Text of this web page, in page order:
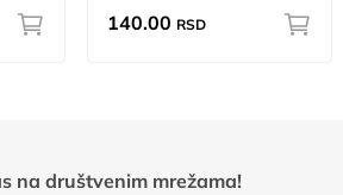
140.00 RSD
na društvenim mrežama!